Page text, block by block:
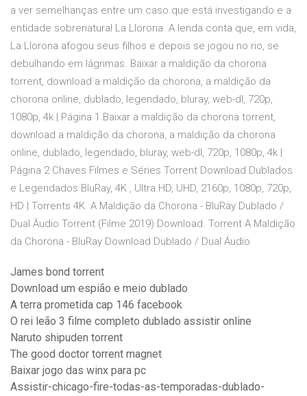
a ver semelhanças entre um caso que está investigando e a
entidade sobrenatural La Llorona. A lenda conta que, em vida,
La Llorona afogou seus filhos e depois se jogou no rio, se
debulhando em lágrimas. Baixar a maldição da chorona
torrent, download a maldição da chorona, a maldição da
chorona online, dublado, legendado, bluray, web-dl, 720p,
1080p, 4k | Página 1 Baixar a maldição da chorona torrent,
download a maldição da chorona, a maldição da chorona
online, dublado, legendado, bluray, web-dl, 720p, 1080p, 4k |
Página 2 Chaves Filmes e Séries Torrent Download Dublados
e Legendados BluRay, 4K , Ultra HD, UHD, 2160p, 1080p, 720p,
HD | Torrents 4K. A Maldição da Chorona - BluRay Dublado /
Dual Áudio Torrent (Filme 2019) Download. Torrent A Maldição
da Chorona - BluRay Download Dublado / Dual Áudio
James bond torrent
Download um espião e meio dublado
A terra prometida cap 146 facebook
O rei leão 3 filme completo dublado assistir online
Naruto shipuden torrent
The good doctor torrent magnet
Baixar jogo das winx para pc
Assistir-chicago-fire-todas-as-temporadas-dublado-